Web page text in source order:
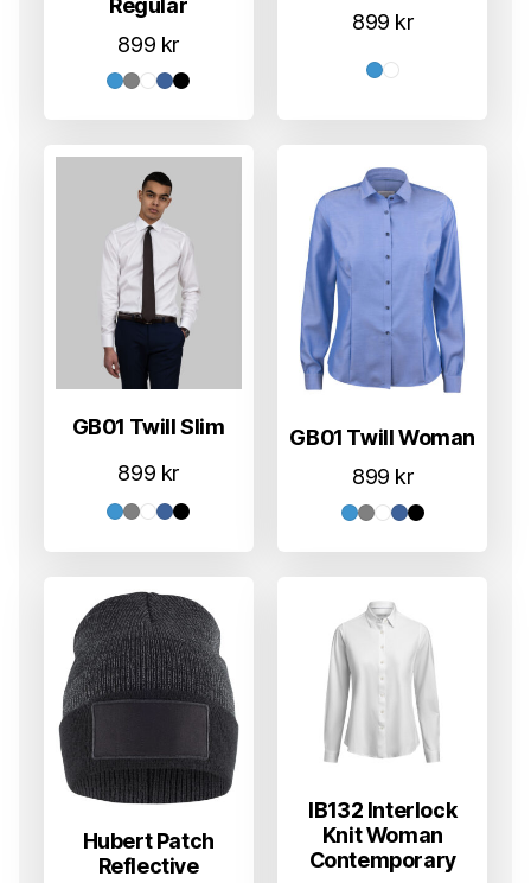
Regular
899 kr
899 kr
GB01 Twill Slim
899 kr
GB01 Twill Woman
899 kr
Hubert Patch
Reflective
IB132 Interlock
Knit Woman
Contemporary